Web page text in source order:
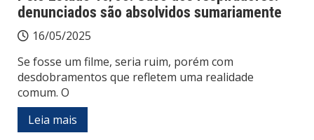
denunciados são absolvidos sumariamente
16/05/2025
Se fosse um filme, seria ruim, porém com
desdobramentos que refletem uma realidade
comum. O
Leia mais